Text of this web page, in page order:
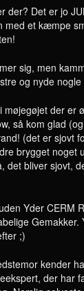
der? Det er jo
med et kæmpe
sig, men
og nyde
møjegøjet der er
så kom glad
(det er sjovt
brygget noget
det bliver sjovt,
Yder CERM
Gemakker.
;)
kender
der har